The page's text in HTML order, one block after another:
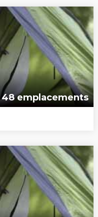
48 emplacements